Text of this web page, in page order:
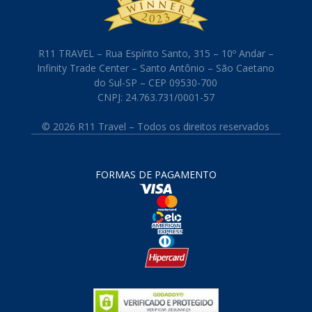
R11 TRAVEL – Rua Espírito Santo, 315 – 10º Andar –
Infinity Trade Center – Santo Antônio – São Caetano
do Sul-SP – CEP 09530-700
CNPJ: 24.763.731/0001-57
© 2026 R11 Travel – Todos os direitos reservados
FORMAS DE PAGAMENTO